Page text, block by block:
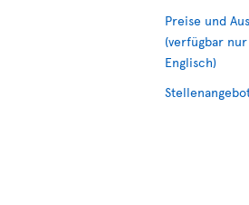
Preise und
(verfügbar
Englisch)